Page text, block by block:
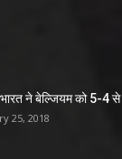
ने बेल्जियम को 5-4 से
25, 2018